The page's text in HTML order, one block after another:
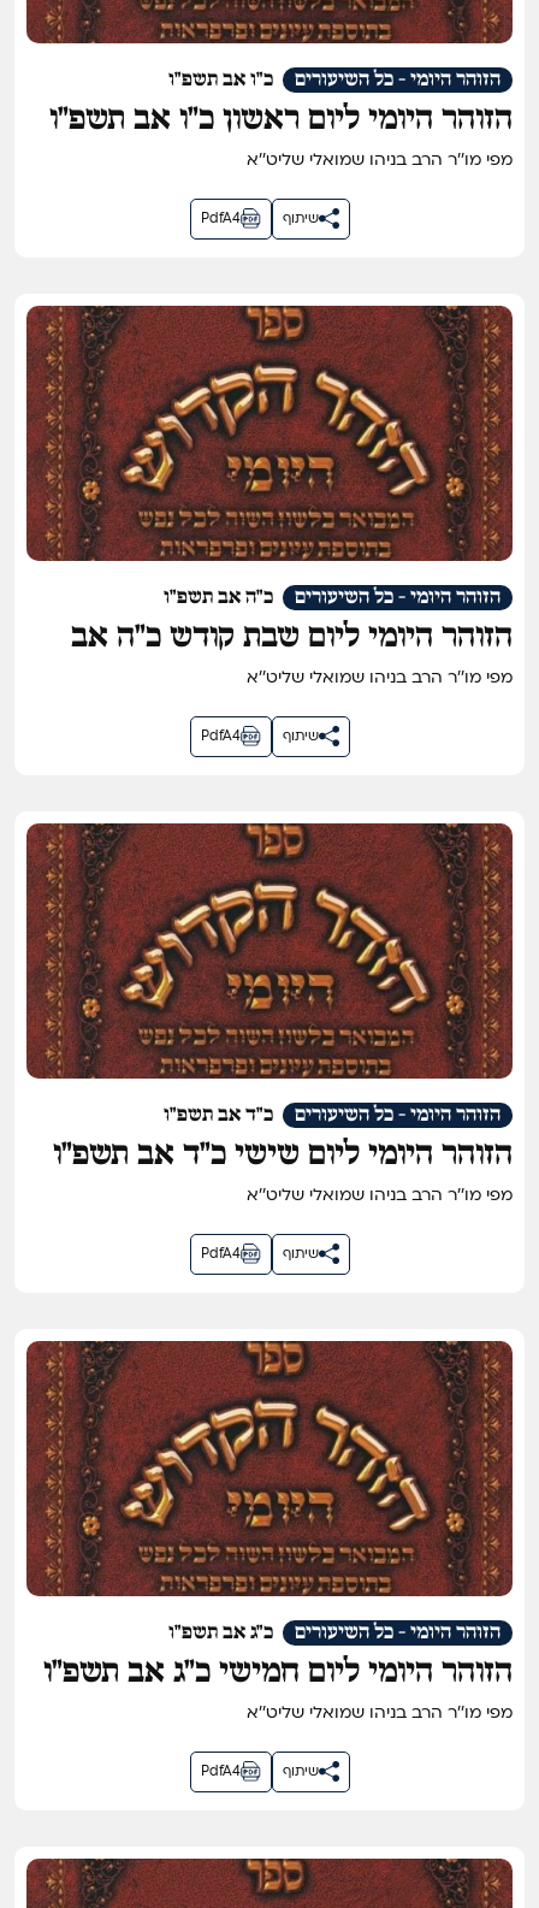
כ"ו אב תשפ"ו הזוהר היומי - כל השיעורים
הזוהר היומי ליום ראשון כ״ו אב תשפ״ו
מפי מו''ר הרב בניהו שמואלי שליט''א
PdfA4 שיתוף
כ"ה אב תשפ"ו הזוהר היומי - כל השיעורים
הזוהר היומי ליום שבת קודש כ״ה אב
תשפ״ו
מפי מו''ר הרב בניהו שמואלי שליט''א
PdfA4 שיתוף
כ"ד אב תשפ"ו הזוהר היומי - כל השיעורים
הזוהר היומי ליום שישי כ״ד אב תשפ״ו
מפי מו''ר הרב בניהו שמואלי שליט''א
PdfA4 שיתוף
כ"ג אב תשפ"ו הזוהר היומי - כל השיעורים
הזוהר היומי ליום חמישי כ״ג אב תשפ״ו
מפי מו''ר הרב בניהו שמואלי שליט''א
PdfA4 שיתוף